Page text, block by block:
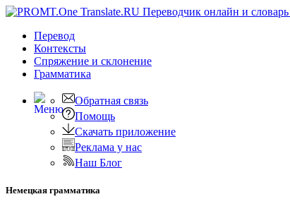
Перевод
Контексты
Спряжение и склонение
Грамматика
Обратная связь
Помощь
Скачать приложение
Реклама у нас
Наш Блог
Немецкая грамматика